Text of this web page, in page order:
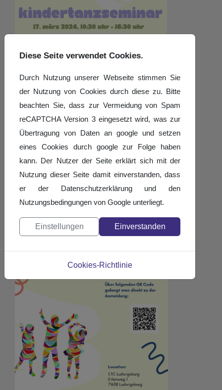
Diese Seite verwendet Cookies.
Durch Nutzung unserer Webseite stimmen Sie
der Nutzung von Cookies durch diese zu. Bitte
beachten Sie, dass zur Vermeidung von Spam
reCAPTCHA Version 3 eingesetzt wird, was zur
Übertragung von Daten an google und setzen
eines Cookies durch google zur Folge haben
kann. Der Nutzer der Seite erklärt sich mit der
Nutzung dieser Seite damit einverstanden, dass
er der Datenschutzerklärung und den
Nutzungsbedingungen von Google unterliegt.
Einstellungen Einverstanden
Cookies-Richtlinie